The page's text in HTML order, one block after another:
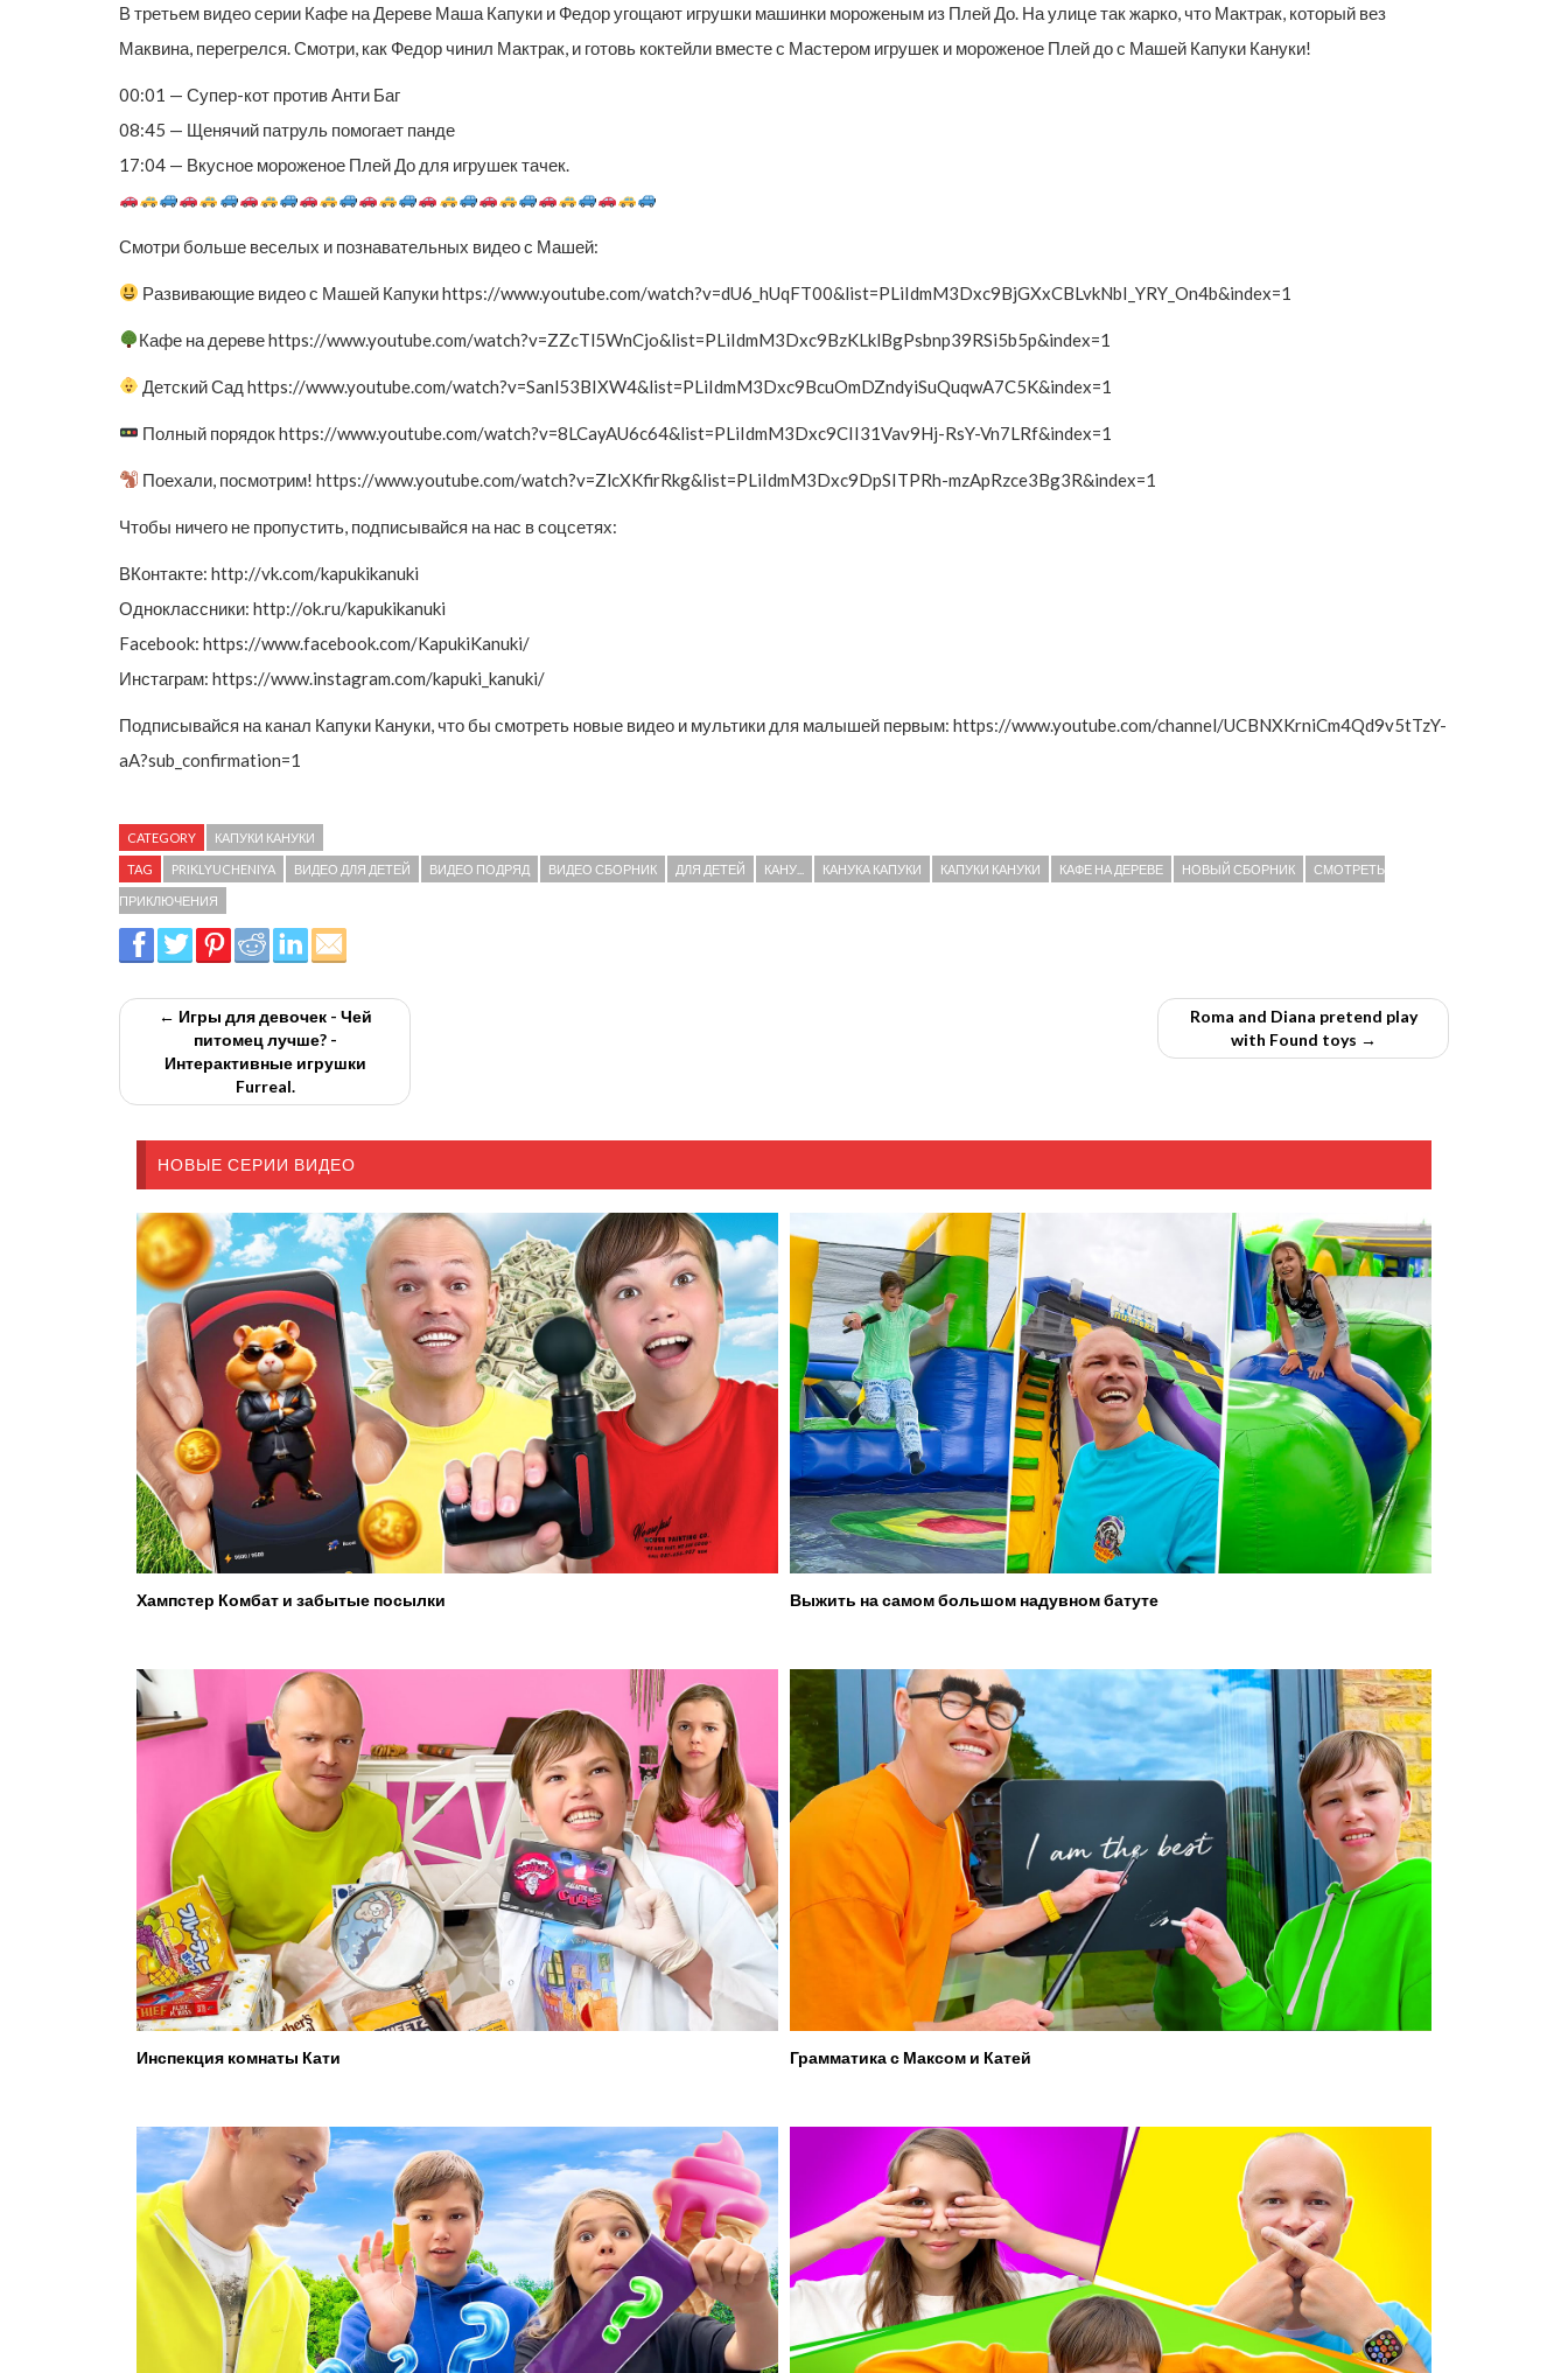
В третьем видео серии Кафе на Дереве Маша Капуки и Федор угощают игрушки машинки мороженым из Плей До. На улице так жарко, что Мактрак, который вез
Маквина, перегрелся. Смотри, как Федор чинил Мактрак, и готовь коктейли вместе с Мастером игрушек и мороженое Плей до с Машей Капуки Кануки!
00:01 — Супер-кот против Анти Баг
08:45 — Щенячий патруль помогает панде
17:04 — Вкусное мороженое Плей До для игрушек тачек.
Смотри больше веселых и познавательных видео с Машей:
Развивающие видео с Машей Капуки https://www.youtube.com/watch?v=dU6_hUqFT00&list=PLiIdmM3Dxc9BjGXxCBLvkNbI_YRY_On4b&index=1
Кафе на дереве https://www.youtube.com/watch?v=ZZcTl5WnCjo&list=PLiIdmM3Dxc9BzKLklBgPsbnp39RSi5b5p&index=1
Детский Сад https://www.youtube.com/watch?v=Sanl53BIXW4&list=PLiIdmM3Dxc9BcuOmDZndyiSuQuqwA7C5K&index=1
Полный порядок https://www.youtube.com/watch?v=8LCayAU6c64&list=PLiIdmM3Dxc9CII31Vav9Hj-RsY-Vn7LRf&index=1
Поехали, посмотрим! https://www.youtube.com/watch?v=ZlcXKfirRkg&list=PLiIdmM3Dxc9DpSITPRh-mzApRzce3Bg3R&index=1
Чтобы ничего не пропустить, подписывайся на нас в соцсетях:
ВКонтакте: http://vk.com/kapukikanuki
Одноклассники: http://ok.ru/kapukikanuki
Facebook: https://www.facebook.com/KapukiKanuki/
Инстаграм: https://www.instagram.com/kapuki_kanuki/
Подписывайся на канал Капуки Кануки, что бы смотреть новые видео и мультики для малышей первым: https://www.youtube.com/channel/UCBNXKrniCm4Qd9v5tTzY-
aA?sub_confirmation=1
CATEGORY КАПУКИ КАНУКИ
TAG PRIKLYUCHENIYA ВИДЕО ДЛЯ ДЕТЕЙ ВИДЕО ПОДРЯД ВИДЕО СБОРНИК ДЛЯ ДЕТЕЙ КАНУ... КАНУКА КАПУКИ КАПУКИ КАНУКИ КАФЕ НА ДЕРЕВЕ НОВЫЙ СБОРНИК СМОТРЕТЬ
ПРИКЛЮЧЕНИЯ
← Игры для девочек - Чей
питомец лучше? -
Интерактивные игрушки
Furreal.
Roma and Diana pretend play
with Found toys →
НОВЫЕ СЕРИИ ВИДЕО
Хампстер Комбат и забытые посылки Выжить на самом большом надувном батуте
Инспекция комнаты Кати Грамматика с Максом и Катей